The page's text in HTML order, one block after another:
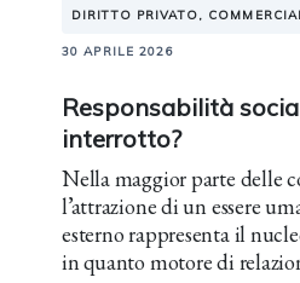
DIRITTO PRIVATO,
30 APRILE 2026
Responsabilità
interrotto?
Nella maggior parte delle
l’attrazione di un essere
esterno rappresenta il
in quanto motore di